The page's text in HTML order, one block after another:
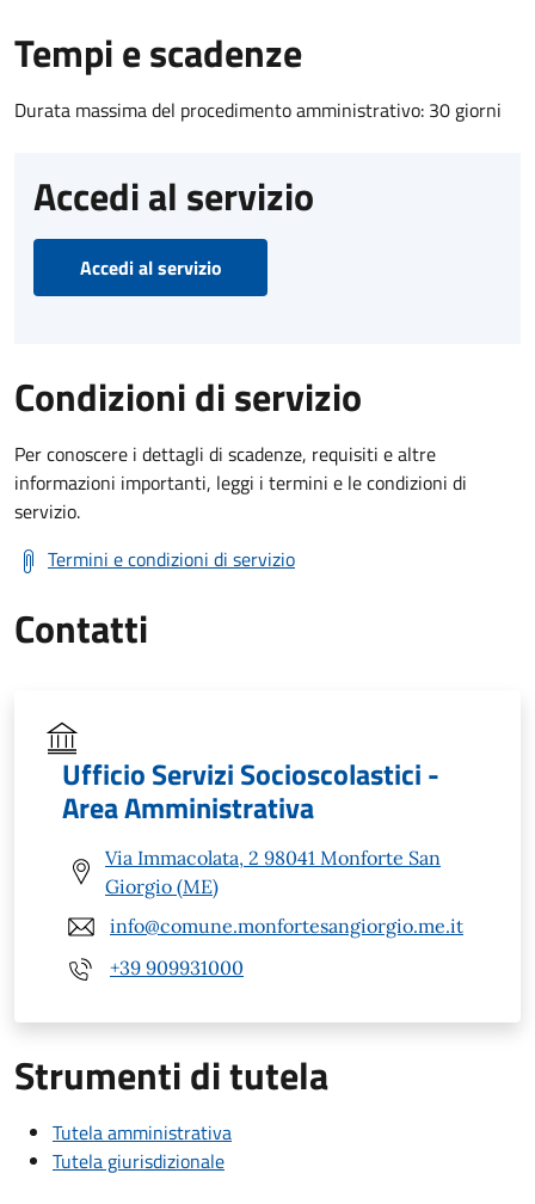
Tempi e scadenze
Durata massima del procedimento amministrativo: 30 giorni
Accedi al servizio
Accedi al servizio
Condizioni di servizio
Per conoscere i dettagli di scadenze, requisiti e altre
informazioni importanti, leggi i termini e le condizioni di
servizio.
Termini e condizioni di servizio
Contatti
Ufficio Servizi Socioscolastici -
Area Amministrativa
Via Immacolata, 2 98041 Monforte San
Giorgio (ME)
info@comune.monfortesangiorgio.me.it
+39 909931000
Strumenti di tutela
Tutela amministrativa
Tutela giurisdizionale